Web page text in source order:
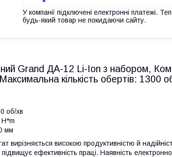
У компанії підключені електронні платежі.
будь-який товар не покидаючи сайту.
Grand ДА-12 Li-Ion з набором,
кількість обертів: 1300
об/хв
мм
вирізняється високою продуктивністю й
ефективність праці. Наявність